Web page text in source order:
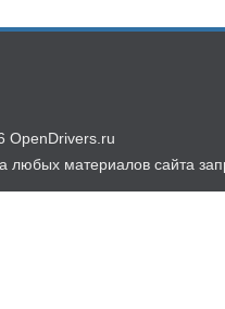
OpenDrivers.ru
любых материалов сайта